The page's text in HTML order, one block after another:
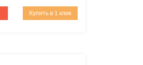
Купить в 1 клик